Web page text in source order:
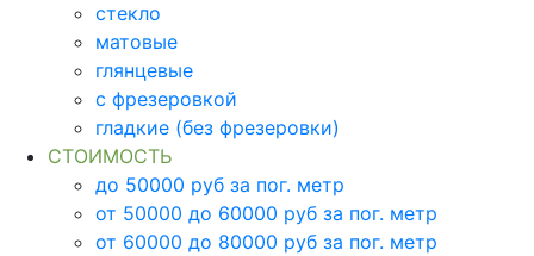
стекло
матовые
глянцевые
с фрезеровкой
гладкие (без фрезеровки)
СТОИМОСТЬ
до 50000 руб за пог. метр
от 50000 до 60000 руб за пог. метр
от 60000 до 80000 руб за пог. метр